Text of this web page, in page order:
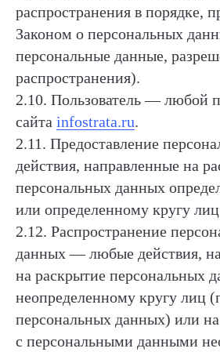
распространения в порядке,
Законом о персональных
персональные данные,
распространения).
2.10. Пользователь — любой
сайта infostrata.ru.
2.11. Предоставление
действия, направленные на
персональных данных
или определенному кругу
2.12. Распространение
данных — любые действия,
на раскрытие персональных
неопределенному кругу лиц
персональных данных) или
с персональными данными